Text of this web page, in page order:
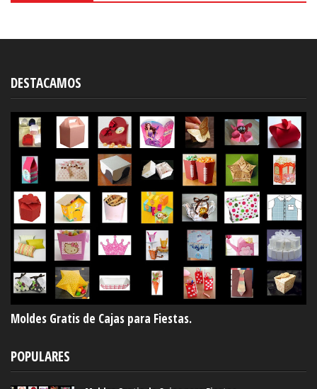
DESTACAMOS
Moldes Gratis de Cajas para Fiestas.
POPULARES